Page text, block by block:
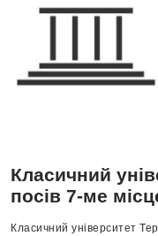
Класичний
посів 7-ме
Класичний університет